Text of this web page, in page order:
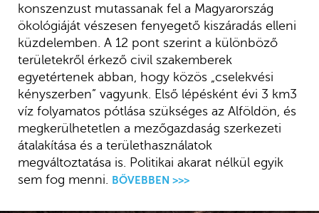
konszenzust mutassanak fel a Magyarország
ökológiáját vészesen fenyegető kiszáradás elleni
küzdelemben. A 12 pont szerint a különböző
területekről érkező civil szakemberek
egyetértenek abban, hogy közös „cselekvési
kényszerben” vagyunk. Első lépésként évi 3 km3
víz folyamatos pótlása szükséges az Alföldön, és
megkerülhetetlen a mezőgazdaság szerkezeti
átalakítása és a területhasználatok
megváltoztatása is. Politikai akarat nélkül egyik
sem fog menni. BŐVEBBEN >>>